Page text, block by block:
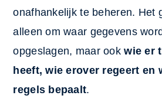
onafhankelijk te beheren. Het
alleen om waar gegevens
opgeslagen, maar ookwie er
heeft, wie erover regeert en
regels bepaalt.